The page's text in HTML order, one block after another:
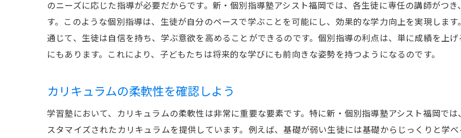
学力評価と目標設定の重要性
柔軟なカリキュラムでのアプローチ
学習意欲を引き出すための刺激的な方法
のニーズに応じた指導が必要だからです。新・個別指導塾アシスト福岡では、各生徒に専任の講師がつ
す。このような個別指導は、生徒が自分のペースで学ぶことを可能にし、効果的な学力向上を実現しま
通じて、生徒は自信を持ち、学ぶ意欲を高めることができるのです。個別指導の利点は、単に成績を上
にもあります。これにより、子どもたちは将来的な学びにも前向きな姿勢を持つようになるのです。
カリキュラムの柔軟性を確認しよう
学習塾において、カリキュラムの柔軟性は非常に重要な要素です。特に新・個別指導塾アシスト福岡で
スタマイズされたカリキュラムを提供しています。例えば、基礎が弱い生徒には基礎からじっくりと学